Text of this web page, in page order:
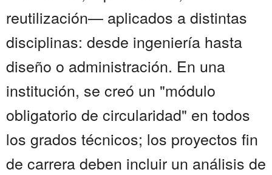
reutilización— aplicados a distintas
disciplinas: desde ingeniería hasta
diseño o administración. En una
institución, se creó un "módulo
obligatorio de circularidad" en todos
los grados técnicos; los proyectos fin
de carrera deben incluir un análisis de